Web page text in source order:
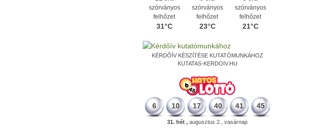
szórványos
felhőzet
31°C
szórványos
felhőzet
23°C
szórványos
felhőzet
21°C
KÉRDŐÍV KÉSZÍTÉSE KUTATÓMUNKÁHOZ
KUTATAS-KERDOIV.HU
6 10 17 40 41 45
31. hét , augusztus 2., vasárnap